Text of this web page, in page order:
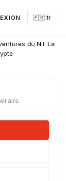
🇫🇷 fr
du Nil: La